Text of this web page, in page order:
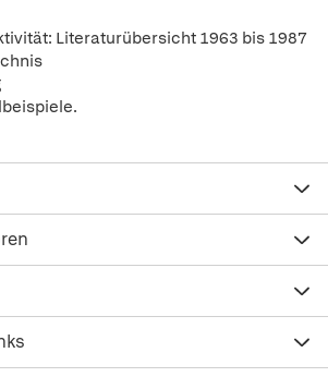
Literaturübersicht 1963 bis 1987